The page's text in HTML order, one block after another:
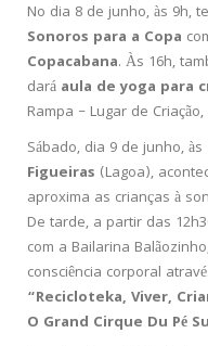
No dia 8 de junho, às 9h,
Sonoros para a Copa
Copacabana. Às 16h,
dará aula de yoga para
Rampa – Lugar de
Sábado, dia 9 de junho,
Figueiras (Lagoa),
aproxima as crianças à
De tarde, a partir das
com a Bailarina
consciência corporal
“Recicloteka, Viver,
O Grand Cirque Du Pé